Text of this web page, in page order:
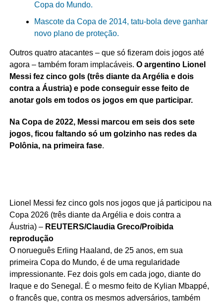
Copa do Mundo.
Mascote da Copa de 2014, tatu-bola deve ganhar
novo plano de proteção.
Outros quatro atacantes – que só fizeram dois jogos até
agora – também foram implacáveis. O argentino Lionel
Messi fez cinco gols (três diante da Argélia e dois
contra a Áustria) e pode conseguir esse feito de
anotar gols em todos os jogos em que participar.
Na Copa de 2022, Messi marcou em seis dos sete
jogos, ficou faltando só um golzinho nas redes da
Polônia, na primeira fase.
Lionel Messi fez cinco gols nos jogos que já participou na
Copa 2026 (três diante da Argélia e dois contra a
Áustria) – REUTERS/Claudia Greco/Proibida
reprodução
O norueguês Erling Haaland, de 25 anos, em sua
primeira Copa do Mundo, é de uma regularidade
impressionante. Fez dois gols em cada jogo, diante do
Iraque e do Senegal. É o mesmo feito de Kylian Mbappé,
o francês que, contra os mesmos adversários, também